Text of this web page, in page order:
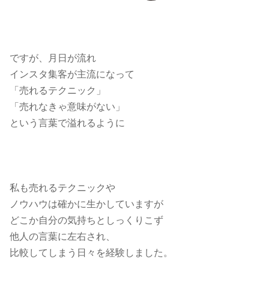
ですが、月日が流れ
インスタ集客が主流になって
「売れるテクニック」
「売れなきゃ意味がない」
という言葉で溢れるように
私も売れるテクニックや
ノウハウは確かに生かしていますが
どこか自分の気持ちとしっくりこず
他人の言葉に左右され、
比較してしまう日々を経験しました。